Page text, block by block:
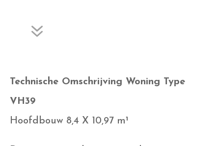
7
Technische Omschrijving Woning Type
VH39
Hoofdbouw 8,4 X 10,97 m¹